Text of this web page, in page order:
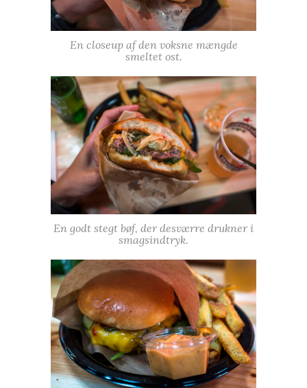
En closeup af den voksne mængde
smeltet ost.
En godt stegt bøf, der desværre drukner i
smagsindtryk.